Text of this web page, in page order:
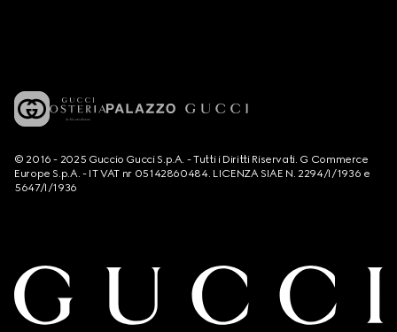
© 2016 - 2025 Guccio Gucci S.p.A. - Tutti i Diritti Riservati. G Commerce
Europe S.p.A. - IT VAT nr 05142860484. LICENZA SIAE N. 2294/I/1936 e
5647/I/1936